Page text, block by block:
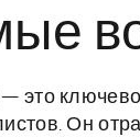
это
Он